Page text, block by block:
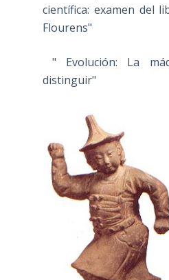
científica: examen del
Flourens"
" Evolución: La
distinguir"